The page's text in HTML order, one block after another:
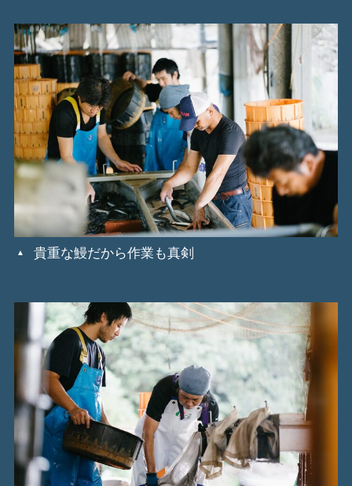
貴重な鰻だから作業も真剣